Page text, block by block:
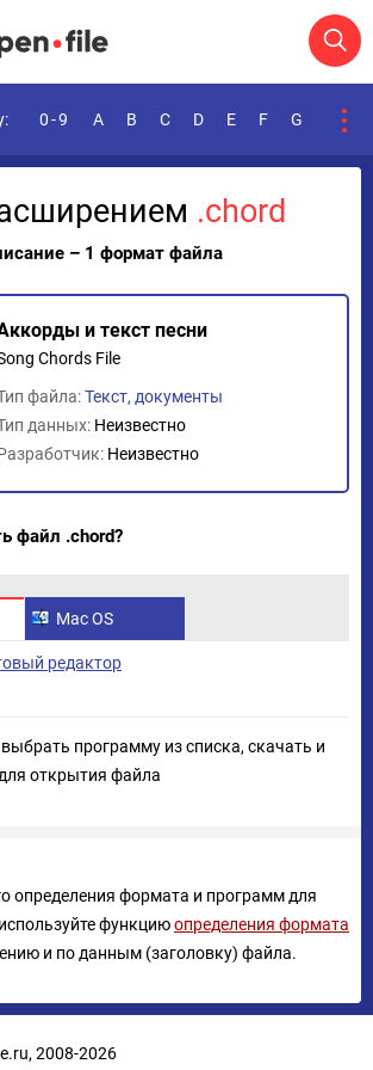
0-9 A B C D E F G
.chord
– 1 формат файла
и текст песни
Chords File
файла:Текст, документы
данных: Неизвестно
Неизвестно
файл .chord?
Mac OS
редактор
программу из списка, скачать и
открытия файла
определения формата и программ для
функциюопределения формата
и по данным (заголовку) файла.
2008-2026